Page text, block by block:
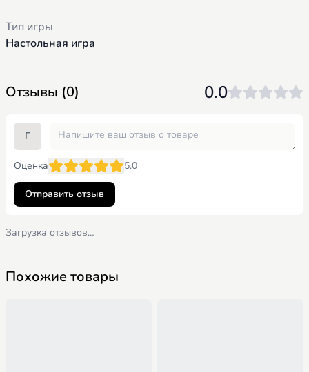
Тип игры
Настольная игра
Отзывы (0) 0.0
Г
Оценка 5.0
Отправить отзыв
Загрузка отзывов…
Похожие товары